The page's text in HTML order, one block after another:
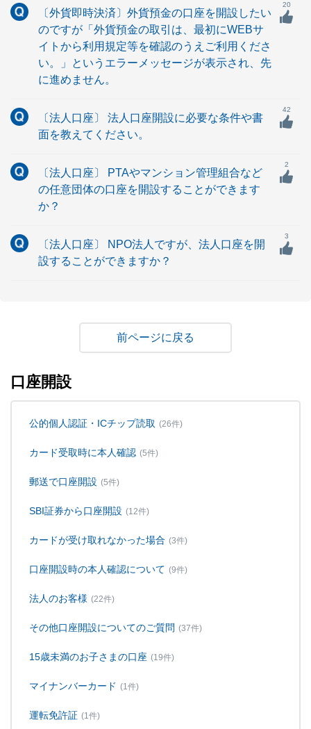
〔外貨即時決済〕外貨預金の口座を開設したい
のですが「外貨預金の取引は、最初にWEBサ
イトから利用規定等を確認のうえご利用くださ
い。」というエラーメッセージが表示され、先
に進めません。
20
〔法人口座〕 法人口座開設に必要な条件や書
面を教えてください。
42
〔法人口座〕 PTAやマンション管理組合など
の任意団体の口座を開設することができます
か？
2
〔法人口座〕 NPO法人ですが、法人口座を開
設することができますか？
3
戻る
口座開設
公的個人認証・ICチップ読取 (26件)
カード受取時に本人確認 (5件)
郵送で口座開設 (5件)
SBI証券から口座開設 (12件)
カードが受け取れなかった場合 (3件)
口座開設時の本人確認について (9件)
法人のお客様 (22件)
その他口座開設についてのご質問 (37件)
15歳未満のお子さまの口座 (19件)
マイナンバーカード (1件)
運転免許証 (1件)